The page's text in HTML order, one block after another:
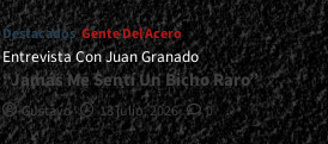
Destacados Gente Del Acero
Entrevista Con Juan Granado
“Jamás Me Sentí Un Bicho Raro”
Gustavo 13 julio, 2026 0